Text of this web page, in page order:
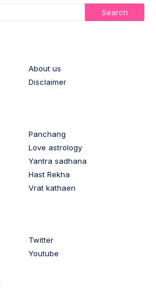
About us
Disclaimer
Panchang
Love astrology
Yantra sadhana
Hast Rekha
Vrat kathaen
Twitter
Youtube